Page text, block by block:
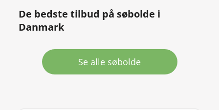
De bedste tilbud på søbolde i
Danmark
Se alle søbolde